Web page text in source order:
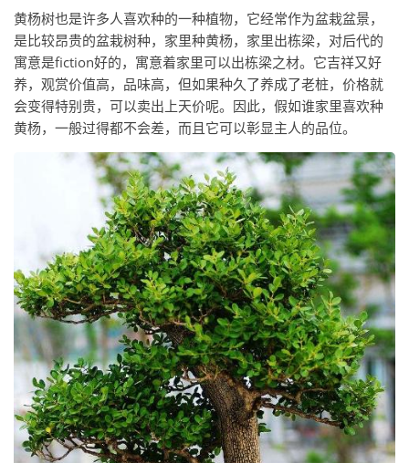
黄杨树也是许多人喜欢种的一种植物，它经常作为盆栽盆景，
是比较昂贵的盆栽树种，家里种黄杨，家里出栋梁，对后代的
寓意是fiction好的，寓意着家里可以出栋梁之材。它吉祥又好
养，观赏价值高，品味高，但如果种久了养成了老桩，价格就
会变得特别贵，可以卖出上天价呢。因此，假如谁家里喜欢种
黄杨，一般过得都不会差，而且它可以彰显主人的品位。